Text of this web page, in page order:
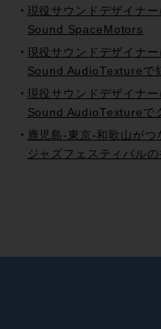
現役サウンドデザイナ
Sound SpaceMotors
現役サウンドデザイナ
Sound AudioTextureで
現役サウンドデザイナ
Sound AudioTextureで
鹿児島-東京-和歌山が
ジャズフェスティバル